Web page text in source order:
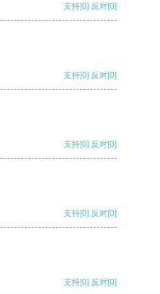
支持[0] 反对[0]
支持[0] 反对[0]
支持[0] 反对[0]
支持[0] 反对[0]
支持[0] 反对[0]